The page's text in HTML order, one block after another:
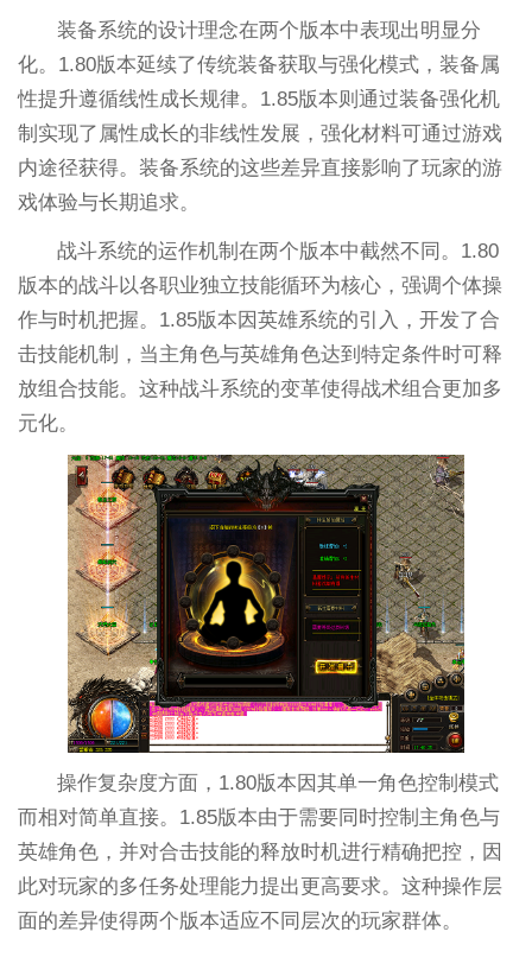
装备系统的设计理念在两个版本中表现出明显分
化。1.80版本延续了传统装备获取与强化模式，装备属
性提升遵循线性成长规律。1.85版本则通过装备强化机
制实现了属性成长的非线性发展，强化材料可通过游戏
内途径获得。装备系统的这些差异直接影响了玩家的游
戏体验与长期追求。
战斗系统的运作机制在两个版本中截然不同。1.80
版本的战斗以各职业独立技能循环为核心，强调个体操
作与时机把握。1.85版本因英雄系统的引入，开发了合
击技能机制，当主角色与英雄角色达到特定条件时可释
放组合技能。这种战斗系统的变革使得战术组合更加多
元化。
操作复杂度方面，1.80版本因其单一角色控制模式
而相对简单直接。1.85版本由于需要同时控制主角色与
英雄角色，并对合击技能的释放时机进行精确把控，因
此对玩家的多任务处理能力提出更高要求。这种操作层
面的差异使得两个版本适应不同层次的玩家群体。